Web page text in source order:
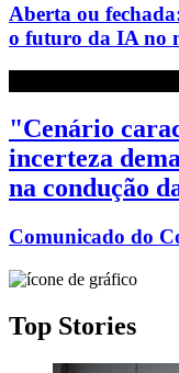
Aberta ou
o futuro da IA no
"Cenário
incerteza
na condução
Comunicado do
Top Stories